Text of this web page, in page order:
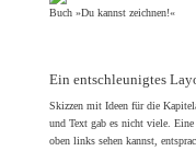
Ein entschleunigtes
Skizzen mit Ideen für die
und Text gab es nicht viele.
oben links sehen kannst,